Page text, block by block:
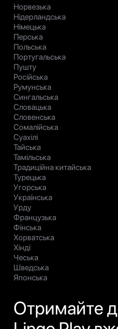
Норвезька
Нідерландська
Німецька
Перська
Польська
Португальська
Пушту
Російська
Румунська
Сингальська
Словацька
Словенська
Сомалійська
Суахілі
Тайська
Тамільська
Традиційна китайська
Турецька
Угорська
Українська
Урду
Французька
Фінська
Хорватська
Хінді
Чеська
Шведська
Японська
Отримайте